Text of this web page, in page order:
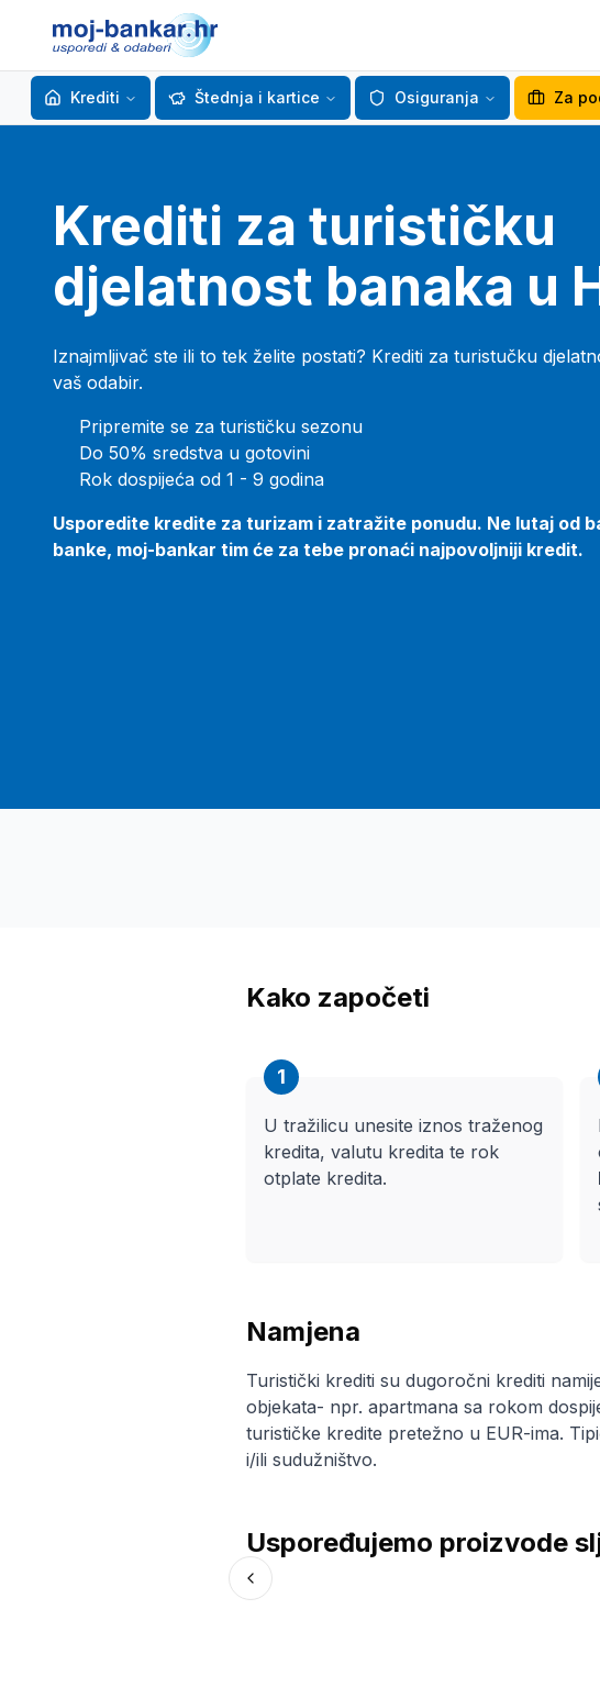
Krediti Štednja i kartice Osiguranja Za
Krediti za turističku
djelatnost banaka u
Iznajmljivač ste ili to tek želite postati? Krediti za turistučku
vaš odabir.
Pripremite se za turističku sezonu
Do 50% sredstva u gotovini
Rok dospijeća od 1 - 9 godina
Usporedite kredite za turizam i zatražite ponudu. Ne lutaj od
banke, moj-bankar tim će za tebe pronaći najpovoljniji kredit.
Kako započeti
1
U tražilicu unesite iznos traženog
kredita, valutu kredita te rok
otplate kredita.
Namjena
Turistički krediti su dugoročni krediti
objekata- npr. apartmana sa rokom
turističke kredite pretežno u EUR-ima.
i/ili sudužništvo.
Uspoređujemo proizvode